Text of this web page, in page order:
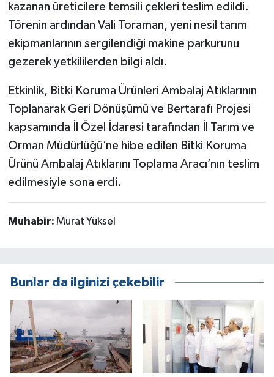
kazanan üreticilere temsili çekleri teslim edildi.
Törenin ardından Vali Toraman, yeni nesil tarım
ekipmanlarının sergilendiği makine parkurunu
gezerek yetkililerden bilgi aldı.
Etkinlik, Bitki Koruma Ürünleri Ambalaj Atıklarının
Toplanarak Geri Dönüşümü ve Bertarafı Projesi
kapsamında İl Özel İdaresi tarafından İl Tarım ve
Orman Müdürlüğü’ne hibe edilen Bitki Koruma
Ürünü Ambalaj Atıklarını Toplama Aracı’nın teslim
edilmesiyle sona erdi.
Muhabir: Murat Yüksel
Bunlar da ilginizi çekebilir